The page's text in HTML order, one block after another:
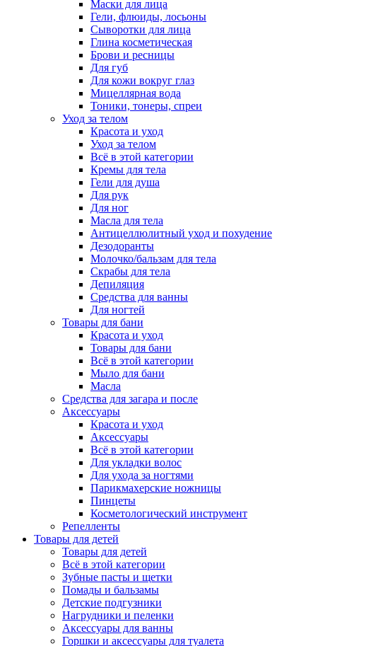
Маски для лица
Гели, флюиды, лосьоны
Сыворотки для лица
Глина косметическая
Брови и ресницы
Для губ
Для кожи вокруг глаз
Мицеллярная вода
Тоники, тонеры, спреи
Уход за телом
Красота и уход
Уход за телом
Всё в этой категории
Кремы для тела
Гели для душа
Для рук
Для ног
Масла для тела
Антицеллюлитный уход и похудение
Дезодоранты
Молочко/бальзам для тела
Скрабы для тела
Депиляция
Средства для ванны
Для ногтей
Товары для бани
Красота и уход
Товары для бани
Всё в этой категории
Мыло для бани
Масла
Средства для загара и после
Аксессуары
Красота и уход
Аксессуары
Всё в этой категории
Для укладки волос
Для ухода за ногтями
Парикмахерские ножницы
Пинцеты
Косметологический инструмент
Репелленты
Товары для детей
Товары для детей
Всё в этой категории
Зубные пасты и щетки
Помады и бальзамы
Детские подгузники
Нагрудники и пеленки
Аксессуары для ванны
Горшки и аксессуары для туалета